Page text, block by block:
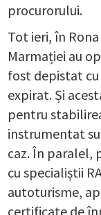
procurorului.
Tot ieri, în
Marmației au
fost depistat
expirat. Și
pentru
instrumentat
caz. În paralel,
cu specialiștii
autoturisme,
certificate de